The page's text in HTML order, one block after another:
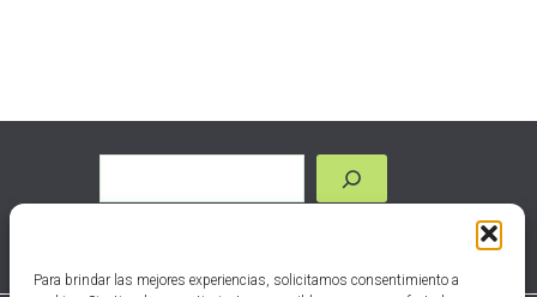
Para brindar las mejores experiencias, solicitamos consentimiento a